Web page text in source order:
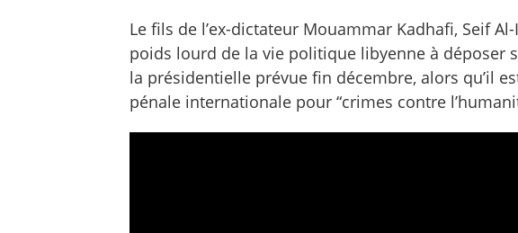
Le fils de l’ex-dictateur Mouammar Kadhafi, Seif
poids lourd de la vie politique libyenne à déposer
la présidentielle prévue fin décembre, alors qu’il
pénale internationale pour “crimes contre